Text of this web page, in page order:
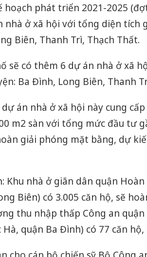
hoạch phát triển 2021-2025
nhà ở xã hội với tổng diện tích
Biên, Thanh Trì, Thạch Thất.
sẽ có thêm 6 dự án nhà ở xã
Ba Đình, Long Biên, Thanh
án nhà ở xã hội này cung
m2 sàn với tổng mức đầu tư
giải phóng mặt bằng, dự
Khu nhà ở giãn dân quận
Biên) có 3.005 căn hộ, sẽ
thu nhập thấp Công an
quận Ba Đình) có 77 căn